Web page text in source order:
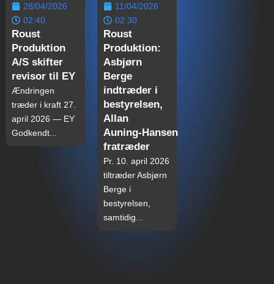
28/04/2026
02:40
Roust
Produktion
A/S skifter
revisor til EY
Ændringen
træder i kraft 27.
april 2026 — EY
Godkendt...
11/04/2026
02:30
Roust
Produktion:
Asbjørn
Berge
indtræder i
bestyrelsen,
Allan
Auning‑Hansen
fratræder
Pr. 10. april 2026
tiltræder Asbjørn
Berge i
bestyrelsen,
samtidig...